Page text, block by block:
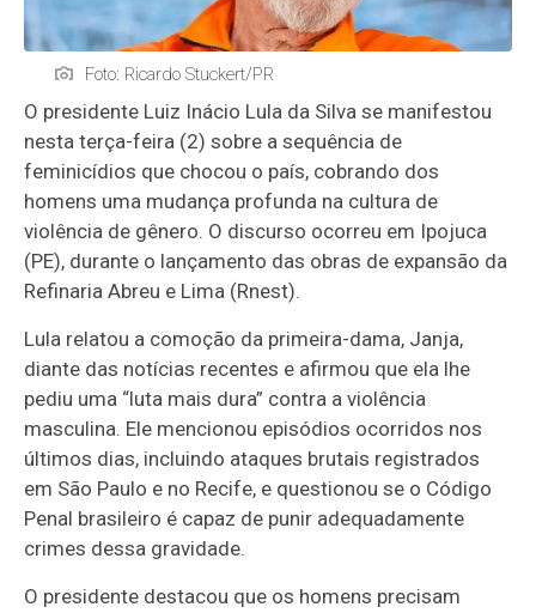
Foto: Ricardo Stuckert/PR
O presidente Luiz Inácio Lula da Silva se manifestou
nesta terça-feira (2) sobre a sequência de
feminicídios que chocou o país, cobrando dos
homens uma mudança profunda na cultura de
violência de gênero. O discurso ocorreu em Ipojuca
(PE), durante o lançamento das obras de expansão da
Refinaria Abreu e Lima (Rnest).
Lula relatou a comoção da primeira-dama, Janja,
diante das notícias recentes e afirmou que ela lhe
pediu uma “luta mais dura” contra a violência
masculina. Ele mencionou episódios ocorridos nos
últimos dias, incluindo ataques brutais registrados
em São Paulo e no Recife, e questionou se o Código
Penal brasileiro é capaz de punir adequadamente
crimes dessa gravidade.
O presidente destacou que os homens precisam